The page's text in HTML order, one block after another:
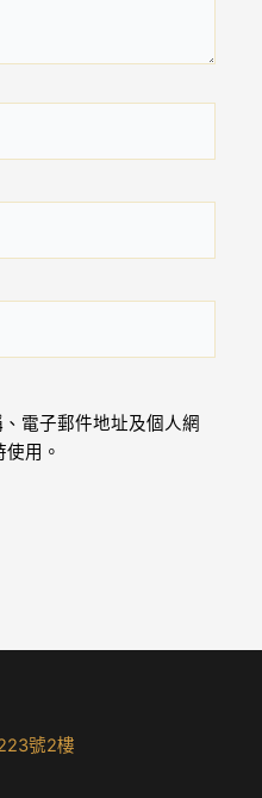
電子郵件地址及個人網
用。
號2樓